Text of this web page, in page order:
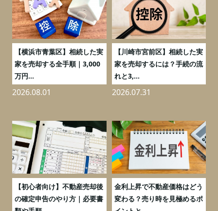
【横浜市青葉区】相続した実
家を売却する全手順｜3,000
万円...
2026.08.01
【川崎市宮前区】相続した実
家を売却するには？手続の流
れと3,...
2026.07.31
【初心者向け】不動産売却後
の確定申告のやり方｜必要書
金利上昇で不動産価格はどう
変わる？売り時を見極めるポ